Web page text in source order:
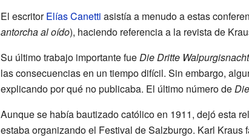
El escritorElías Canetti asistía a menudo a estas
antorcha al oído), haciendo referencia a la revista de
Su último trabajo importante fueDie Dritte Walpurgisnacht
las consecuencias en un tiempo difícil. Sin embargo,
explicando por qué no publicaba. El último número de
Aunque se había bautizado católico en 1911, dejó esta
estaba organizando el Festival de Salzburgo. Karl